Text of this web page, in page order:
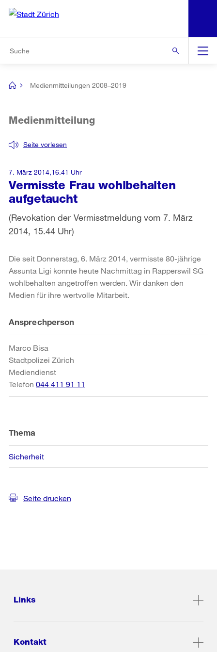
Navigation
[no
Medienmitteilungen 2008–2019
Vermisste Frau wohlbehalten
aufgetaucht
Seite vorlesen
Medienmitteilung
(Revokation der Vermisstmeldung vom 7. März
2014, 15.44 Uhr)
7. März 2014,16.41 Uhr
Die seit Donnerstag, 6. März 2014, vermisste 80-jährige
Assunta Ligi konnte heute Nachmittag in Rapperswil SG
wohlbehalten angetroffen werden. Wir danken den
Medien für ihre wertvolle Mitarbeit.
Weitere
Informationen
Ansprechperson
Marco Bisa
Stadtpolizei Zürich
Mediendienst
Telefon 044 411 91 11
Thema
Sicherheit
Seite drucken
Links
Kontakt